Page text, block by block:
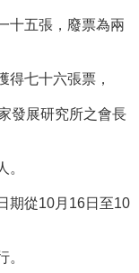
十五張，廢票為兩
得七十六張票，
發展研究所之會長
。
期從10月16日至10
。